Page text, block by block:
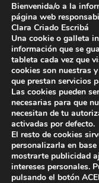
Servicios para
¡Letropía te
Autopublicar un
Cuanto cuesta
Cómo escribir un
Bienvenida/o a la
página web
Clara Criado Escribá
Una cookie o galleta
información que se
tableta cada vez que
cookies son nuestras
que prestan servicios
Las cookies pueden
necesarias para que
necesitan de tu
activadas por defecto.
El resto de cookies
personalizarla en
mostrarte publicidad
intereses personales.
pulsando el botón